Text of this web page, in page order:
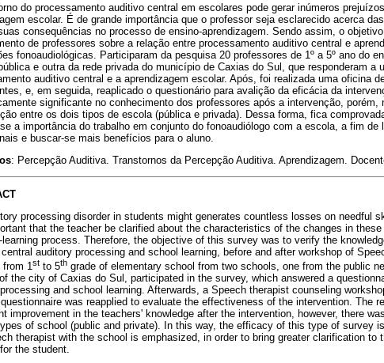
do processamento auditivo central em escolares pode gerar inúmeros
escolar. É de grande importância que o professor seja esclarecido acerca
consequências no processo de ensino-aprendizagem. Sendo assim, o
de professores sobre a relação entre processamento auditivo central e
fonoaudiológicas. Participaram da pesquisa 20 professores de 1º a 5º ano do
e outra da rede privada do município de Caxias do Sul, que responderam a
auditivo central e a aprendizagem escolar. Após, foi realizada uma oficina
e, em seguida, reaplicado o questionário para avalição da eficácia da
significante no conhecimento dos professores após a intervenção, porém,
entre os dois tipos de escola (pública e privada). Dessa forma, fica
a importância do trabalho em conjunto do fonoaudiólogo com a escola, a fim
e buscar-se mais benefícios para o aluno.
: Percepção Auditiva. Transtornos da Percepção Auditiva. Aprendizagem.
processing disorder in students might generates countless losses on needful
that the teacher be clarified about the characteristics of the changes in
learning process. Therefore, the objective of this survey was to verify the
central auditory processing and school learning, before and after workshop of
from 1st to 5th grade of elementary school from two schools, one from the public
the city of Caxias do Sul, participated in the survey, which answered a
and school learning. Afterwards, a Speech therapist counseling
was reapplied to evaluate the effectiveness of the intervention. The
improvement in the teachers' knowledge after the intervention, however, there
of school (public and private). In this way, the efficacy of this type of survey
therapist with the school is emphasized, in order to bring greater clarification to
the student.